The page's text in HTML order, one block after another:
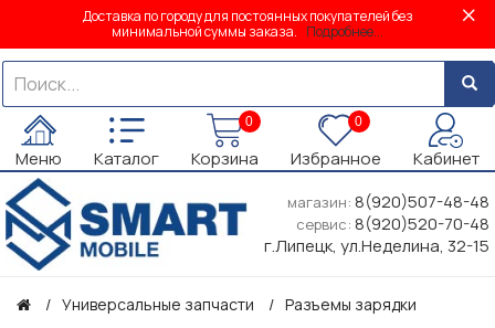
Доставка по городу для постоянных покупателей без
минимальной суммы заказа. Подробнее...
Меню Каталог
0
Корзина
0
Избранное Кабинет
магазин: 8(920)507-48-48
сервис: 8(920)520-70-48
г.Липецк, ул.Неделина, 32-15
Универсальные запчасти Разъемы зарядки